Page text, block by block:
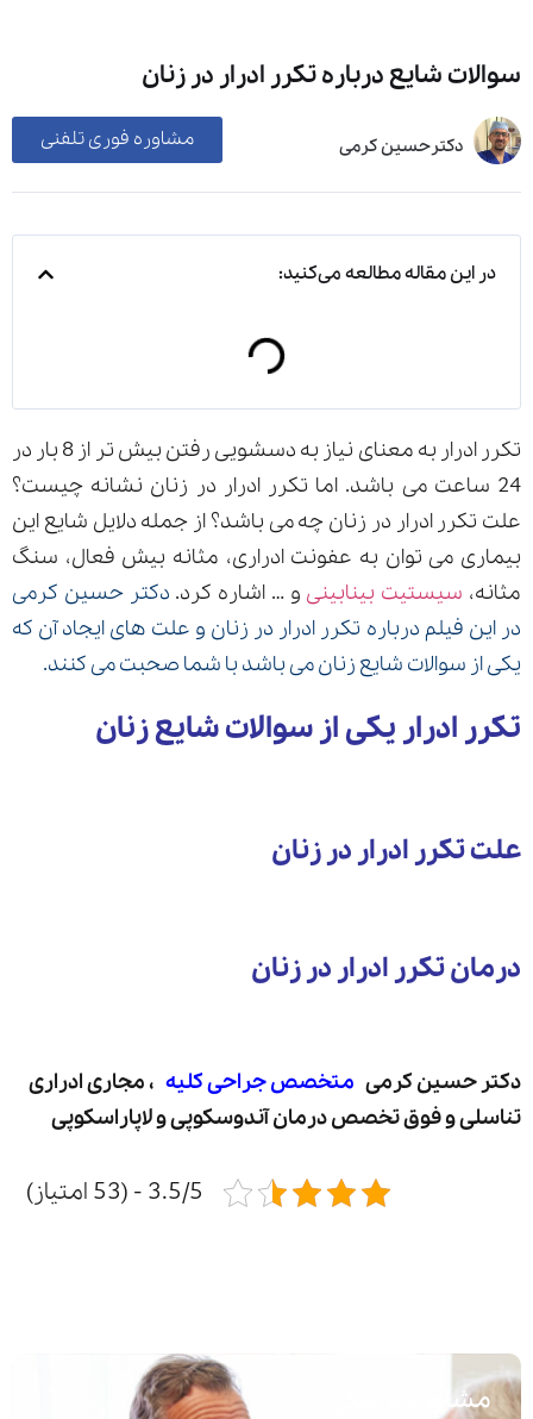
سوالات شایع درباره تکرر ادرار در زنان
دکترحسین کرمی مشاوره فوری تلفنی
در این مقاله مطالعه می‌کنید:
تکرر ادرار به معنای نیاز به دسشویی رفتن بیش تر از 8 بار در
24 ساعت می باشد. اما تکرر ادرار در زنان نشانه چیست؟
علت تکرر ادرار در زنان چه می باشد؟ از جمله دلایل شایع این
بیماری می توان به عفونت ادراری، مثانه بیش فعال، سنگ
مثانه، سیستیت بینابینی و … اشاره کرد. دکتر حسین کرمی
در این فیلم درباره تکرر ادرار در زنان و علت های ایجاد آن که
یکی از سوالات شایع زنان می باشد با شما صحبت می کنند.
تکرر ادرار یکی از سوالات شایع زنان
علت تکرر ادرار در زنان
درمان تکرر ادرار در زنان
دکتر حسین کرمی متخصص جراحی کلیه ، مجاری ادراری
تناسلی و فوق تخصص درمان آندوسکوپی و لاپاراسکوپی
3.5/5 - (53 امتیاز)
مشاوره پزشکی
ارسال